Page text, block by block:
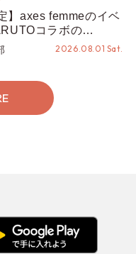
】axes femmeのイベ
コラボの
から、プチYour
パーティまで！8月
2026.08.01 Sat.